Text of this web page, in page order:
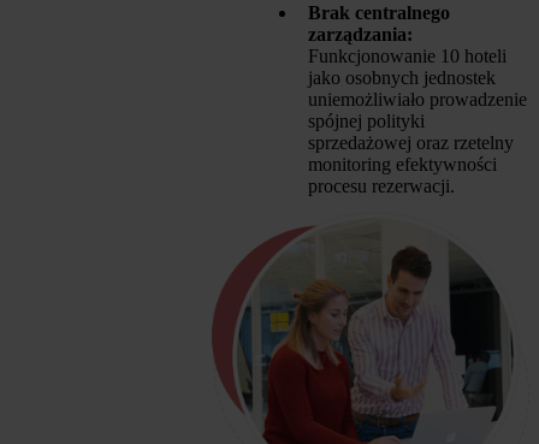
Brak centralnego
zarządzania:
Funkcjonowanie 10 hoteli
jako osobnych jednostek
uniemożliwiało prowadzenie
spójnej polityki
sprzedażowej oraz rzetelny
monitoring efektywności
procesu rezerwacji.